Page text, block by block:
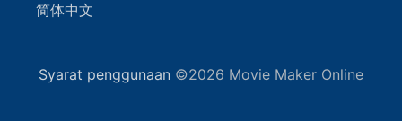
简体中文
Syarat penggunaan ©2026 Movie Maker Online